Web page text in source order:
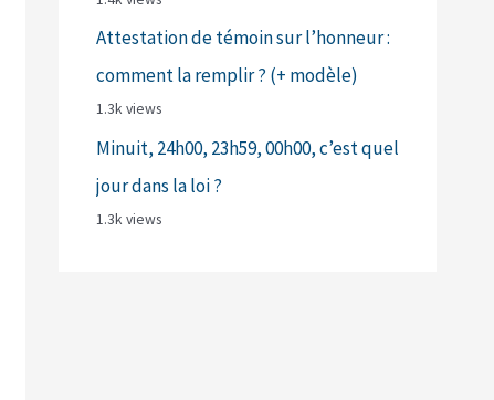
Attestation de témoin sur l’honneur :
comment la remplir ? (+ modèle)
1.3k views
Minuit, 24h00, 23h59, 00h00, c’est quel
jour dans la loi ?
1.3k views